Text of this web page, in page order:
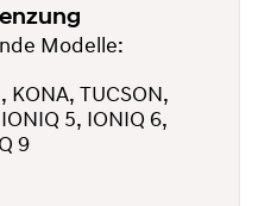
Modelle:
KONA, TUCSON,
5, IONIQ 6,
9